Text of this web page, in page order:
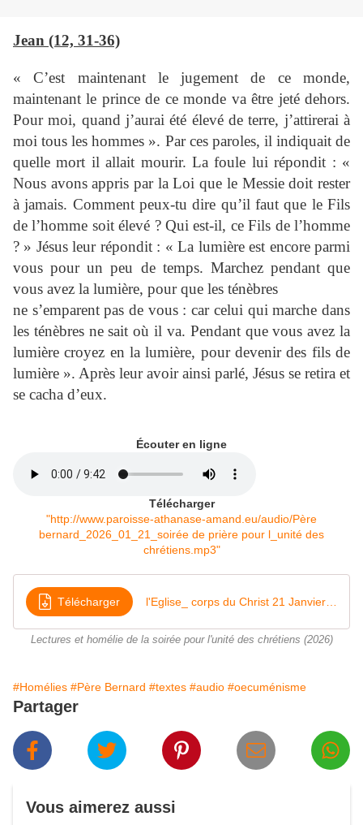
Jean (12, 31-36)
« C’est maintenant le jugement de ce monde,
maintenant le prince de ce monde va être jeté dehors.
Pour moi, quand j’aurai été élevé de terre, j’attirerai à
moi tous les hommes ». Par ces paroles, il indiquait de
quelle mort il allait mourir. La foule lui répondit : «
Nous avons appris par la Loi que le Messie doit rester
à jamais. Comment peux-tu dire qu’il faut que le Fils
de l’homme soit élevé ? Qui est-il, ce Fils de l’homme
? » Jésus leur répondit : « La lumière est encore parmi
vous pour un peu de temps. Marchez pendant que
vous avez la lumière, pour que les ténèbres
ne s’emparent pas de vous : car celui qui marche dans
les ténèbres ne sait où il va. Pendant que vous avez la
lumière croyez en la lumière, pour devenir des fils de
lumière ». Après leur avoir ainsi parlé, Jésus se retira et
se cacha d’eux.
Écouter en ligne
Télécharger
"http://www.paroisse-athanase-amand.eu/audio/Père
bernard_2026_01_21_soirée de prière pour l_unité des
chrétiens.mp3"
Télécharger
Lectures et homélie de la soirée pour l'unité des chrétiens (2026)
#Homélies #Père Bernard #textes #audio #oecuménisme
Partager
Vous aimerez aussi